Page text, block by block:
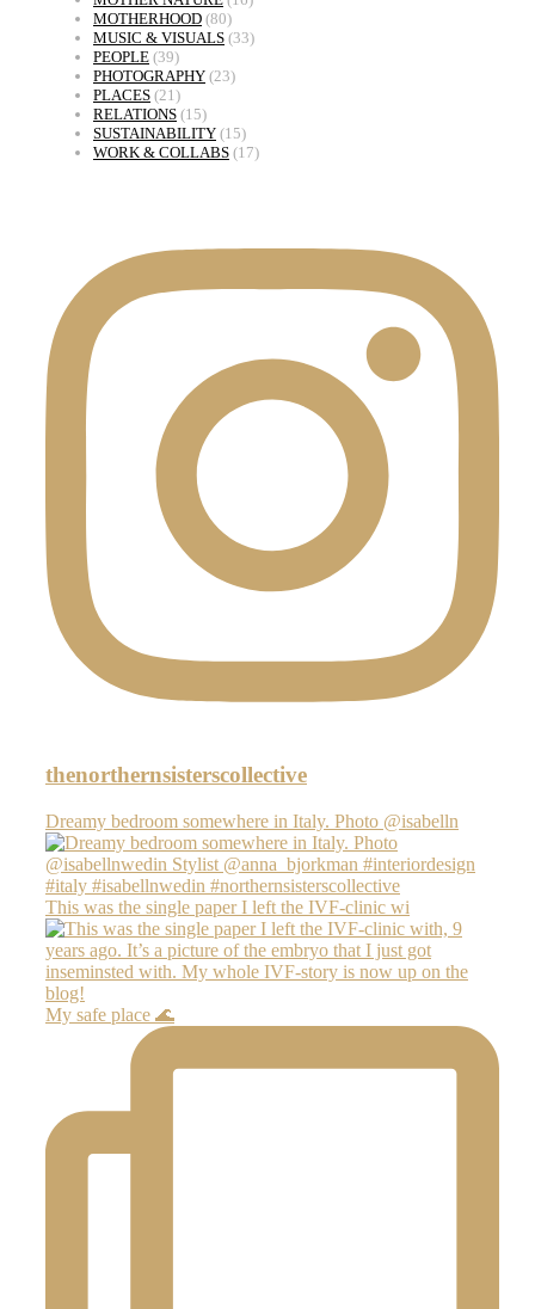
MOTHERHOOD (80)
MUSIC & VISUALS (33)
PEOPLE (39)
PHOTOGRAPHY (23)
PLACES (21)
RELATIONS (15)
SUSTAINABILITY (15)
WORK & COLLABS (17)
thenorthernsisterscollective
Dreamy bedroom somewhere in Italy. Photo @isabelln
This was the single paper I left the IVF-clinic wi
My safe place 🌊